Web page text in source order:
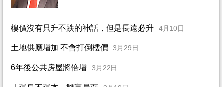
樓價沒有只升不跌的神話，但是長遠必升 4月10日
土地供應增加 不會打倒樓價 3月29日
6年後公共房屋將倍增 3月22日